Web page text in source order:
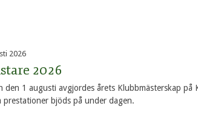
2026
2026
den 1 augusti avgjordes årets Klubbmästerskap på
prestationer bjöds på under dagen.